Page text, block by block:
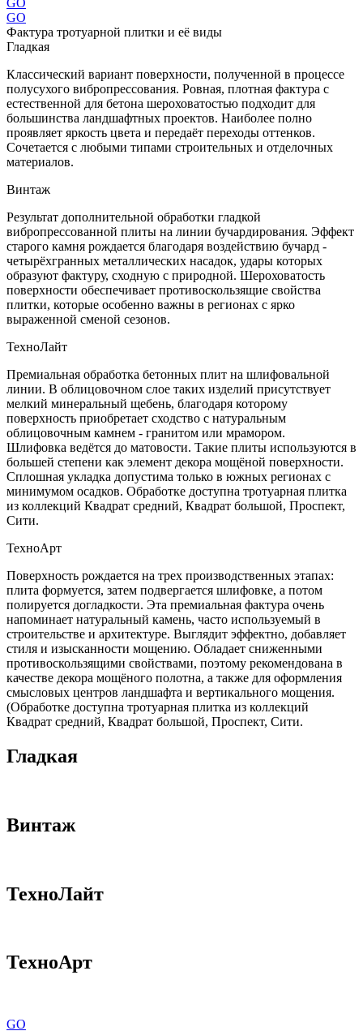
GO
GO
Фактура тротуарной плитки и её виды
Гладкая
Классический вариант поверхности, полученной в процессе
полусухого вибропрессования. Ровная, плотная фактура с
естественной для бетона шероховатостью подходит для
большинства ландшафтных проектов. Наиболее полно
проявляет яркость цвета и передаёт переходы оттенков.
Сочетается с любыми типами строительных и отделочных
материалов.
Винтаж
Результат дополнительной обработки гладкой
вибропрессованной плиты на линии бучардирования. Эффект
старого камня рождается благодаря воздействию бучард -
четырёхгранных металлических насадок, удары которых
образуют фактуру, сходную с природной. Шероховатость
поверхности обеспечивает противоскользящие свойства
плитки, которые особенно важны в регионах с ярко
выраженной сменой сезонов.
ТехноЛайт
Премиальная обработка бетонных плит на шлифовальной
линии. В облицовочном слое таких изделий присутствует
мелкий минеральный щебень, благодаря которому
поверхность приобретает сходство с натуральным
облицовочным камнем - гранитом или мрамором.
Шлифовка ведётся до матовости. Такие плиты используются в
большей степени как элемент декора мощёной поверхности.
Сплошная укладка допустима только в южных регионах с
минимумом осадков. Обработке доступна тротуарная плитка
из коллекций Квадрат средний, Квадрат большой, Проспект,
Сити.
ТехноАрт
Поверхность рождается на трех производственных этапах:
плита формуется, затем подвергается шлифовке, а потом
полируется догладкости. Эта премиальная фактура очень
напоминает натуральный камень, часто используемый в
строительстве и архитектуре. Выглядит эффектно, добавляет
стиля и изысканности мощению. Обладает сниженными
противоскользящими свойствами, поэтому рекомендована в
качестве декора мощёного полотна, а также для оформления
смысловых центров ландшафта и вертикального мощения.
(Обработке доступна тротуарная плитка из коллекций
Квадрат средний, Квадрат большой, Проспект, Сити.
Гладкая
Винтаж
ТехноЛайт
ТехноАрт
GO